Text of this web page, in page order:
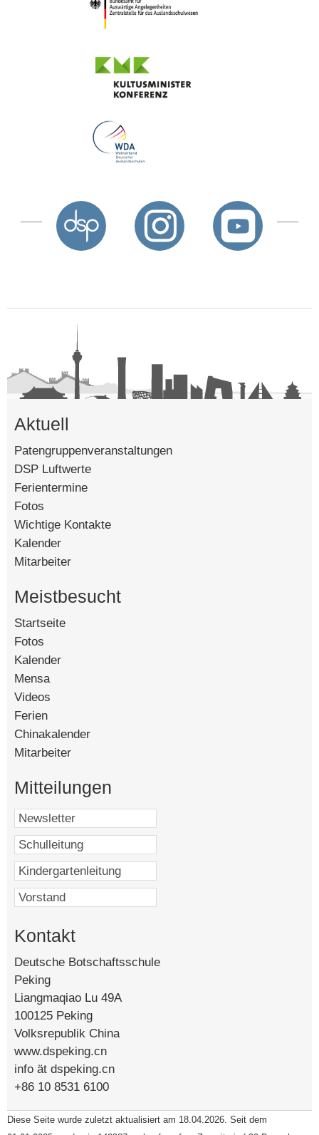
Aktuell
Patengruppenveranstaltungen
DSP Luftwerte
Ferientermine
Fotos
Wichtige Kontakte
Kalender
Mitarbeiter
Meistbesucht
Startseite
Fotos
Kalender
Mensa
Videos
Ferien
Chinakalender
Mitarbeiter
Mitteilungen
Kontakt
Deutsche Botschaftsschule
Peking
Liangmaqiao Lu 49A
100125 Peking
Volksrepublik China
www.dspeking.cn
info ät dspeking.cn
+86 10 8531 6100
Diese Seite wurde zuletzt aktualisiert am 18.04.2026. Seit dem